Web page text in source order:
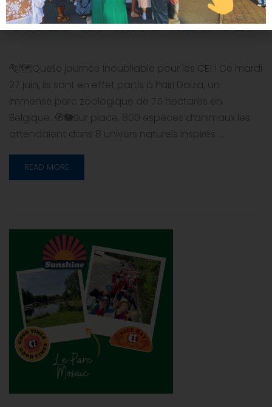
Sortie à Pairi Daiza CE1
🐅🗺Quelle journée inoubliable pour les CE1 ! Ce mardi
27 juin, ils sont en effet partis à Pairi Daiza, un
immense parc zoologique de 75 hectares en
Belgique. 🧭🐘Sur place, 800 espèces d’animaux les
attendaient dans 8 univers naturels inspirés …
READ MORE